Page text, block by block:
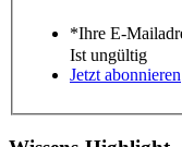
*Ihre E-
Ist ungültig
Jetzt abonnieren